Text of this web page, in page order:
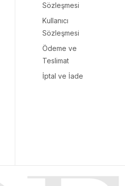
Sözleşmesi
Kullanıcı
Sözleşmesi
Ödeme ve
Teslimat
İptal ve İade